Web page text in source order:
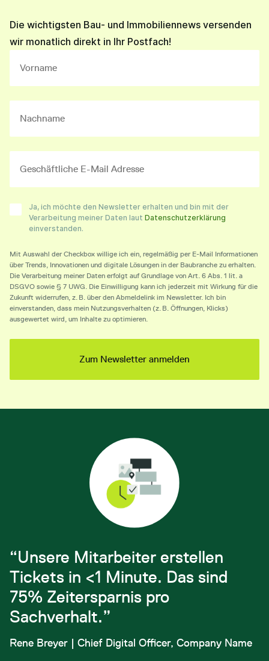
Die wichtigsten Bau- und Immobiliennews versenden
wir monatlich direkt in Ihr Postfach!
Ja, ich möchte den Newsletter erhalten und bin mit der
Verarbeitung meiner Daten laut Datenschutzerklärung
einverstanden.
Mit Auswahl der Checkbox willige ich ein, regelmäßig per E-Mail Informationen
über Trends, Innovationen und digitale Lösungen in der Baubranche zu erhalten.
Die Verarbeitung meiner Daten erfolgt auf Grundlage von Art. 6 Abs. 1 lit. a
DSGVO sowie § 7 UWG. Die Einwilligung kann ich jederzeit mit Wirkung für die
Zukunft widerrufen, z. B. über den Abmeldelink im Newsletter. Ich bin
einverstanden, dass mein Nutzungsverhalten (z. B. Öffnungen, Klicks)
ausgewertet wird, um Inhalte zu optimieren.
“Unsere Mitarbeiter erstellen
Tickets in <1 Minute. Das sind
75% Zeitersparnis pro
Sachverhalt.”
Rene Breyer | Chief Digital Officer, Company Name